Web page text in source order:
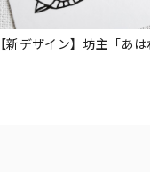
【新デザイン】坊主「あは